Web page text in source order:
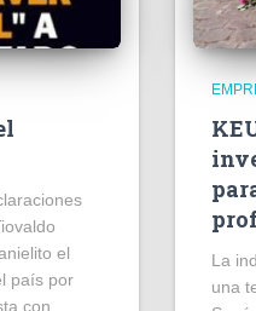
el
país por
con
La
una